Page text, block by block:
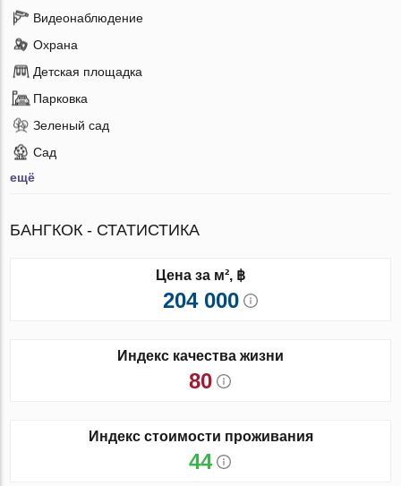
Видеонаблюдение
Охрана
Детская площадка
Парковка
Зеленый сад
Сад
ещё
БАНГКОК - СТАТИСТИКА
Цена за м², ฿
204 000
Индекс качества жизни
80
Индекс стоимости проживания
44